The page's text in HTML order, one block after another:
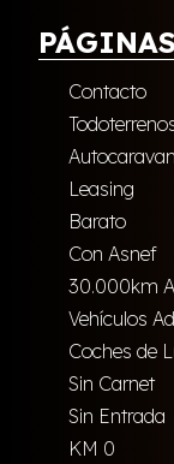
Contacto
Leasing
Barato
Con Asnef
30.000km
Vehículos
Coches de
Sin Carnet
Sin Entrada
KM 0